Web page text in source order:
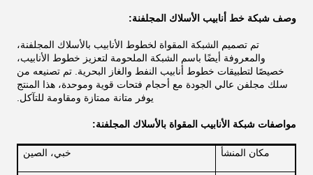
وصف شبكة خط أنابيب الأسلاك المجلفنة:
تم تصميم الشبكة المقواة لخطوط الأنابيب بالأسلاك المجلفنة،
والمعروفة أيضًا باسم الشبكة الملحومة لتعزيز خطوط الأنابيب،
خصيصًا لتطبيقات خطوط أنابيب النفط والغاز البحرية. تم تصنيعه من
سلك مجلفن عالي الجودة مع أحجام فتحات قوية وموحدة، هذا المنتج
يوفر متانة ممتازة ومقاومة للتآكل.
مواصفات شبكة الأنابيب المقواة بالأسلاك المجلفنة:
مكان المنشأ خبي، الصين